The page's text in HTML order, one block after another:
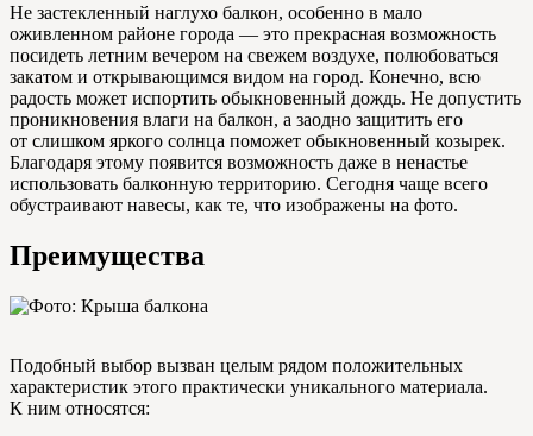
Не застекленный наглухо балкон, особенно в мало
оживленном районе города — это прекрасная возможность
посидеть летним вечером на свежем воздухе, полюбоваться
закатом и открывающимся видом на город. Конечно, всю
радость может испортить обыкновенный дождь. Не допустить
проникновения влаги на балкон, а заодно защитить его
от слишком яркого солнца поможет обыкновенный козырек.
Благодаря этому появится возможность даже в ненастье
использовать балконную территорию. Сегодня чаще всего
обустраивают навесы, как те, что изображены на фото.
Преимущества
Подобный выбор вызван целым рядом положительных
характеристик этого практически уникального материала.
К ним относятся: